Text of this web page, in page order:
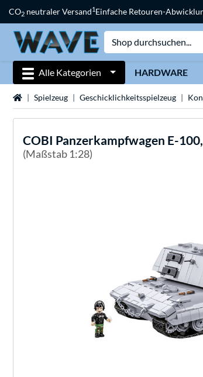
CO2 neutraler Versand1Einfache Retouren-
Alle Kategorien HARDWARE
StartseiteSpielzeug Geschicklichkeitsspielzeug
COBI Panzerkampfwagen E-
(Maßstab 1:28)